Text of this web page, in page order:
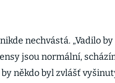
nechvástá. „Vadilo
jsou normální,
někdo byl zvlášť